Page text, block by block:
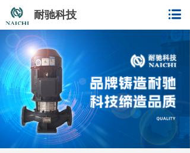
耐驰科技